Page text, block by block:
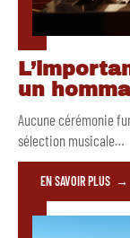
un
Aucune cérémonie
sélection musicale…
EN SAVOIR PLUS